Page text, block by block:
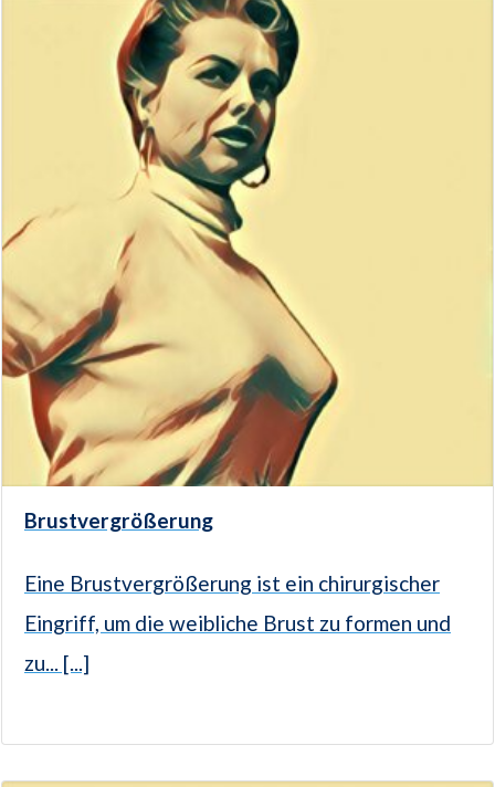
Brustvergrößerung
Eine Brustvergrößerung ist ein chirurgischer
Eingriff, um die weibliche Brust zu formen und
zu... [...]